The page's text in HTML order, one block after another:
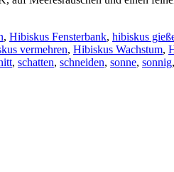
, Hibiskus Fensterbank, hibiskus
vermehren, Hibiskus Wachstum,
, schatten, schneiden, sonne, sonnig,